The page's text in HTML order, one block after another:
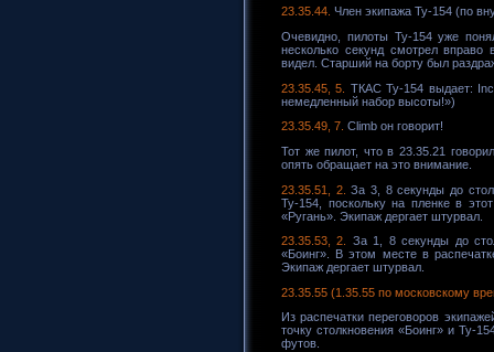
23.35.44. Член экипажа Ту-154 (по
Очевидно, пилоты Ту-154 уже
несколько секунд смотрел
видел. Старший на борту был
23.35.45, 5.
ТКАС Ту-154 выдает:
немедленный набор высоты!»)
23.35.49, 7. Climb он говорит!
Тот же пилот, что в 23.35.21
опять обращает на это внимание.
23.35.51, 2. За 3, 8 секунды до
Ту-154, поскольку на пленке в
«Ругань». Экипаж дергает штурвал.
23.35.53, 2.
За 1, 8 секунды до
«Боинг». В этом месте в
Экипаж дергает штурвал.
23.35.55 (1.35.55 по московскому
Из распечатки переговоров
точку столкновения «Боинг» и Ту-
футов.